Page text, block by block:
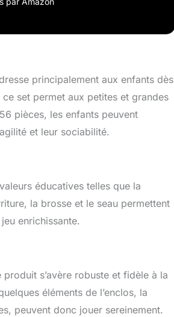
principalement aux enfants dès
set permet aux petites et grandes
pièces, les enfants peuvent
et leur sociabilité.
éducatives telles que la
la brosse et le seau permettent
enrichissante.
s’avère robuste et fidèle à la
éléments de l’enclos, la
peuvent donc jouer sereinement.